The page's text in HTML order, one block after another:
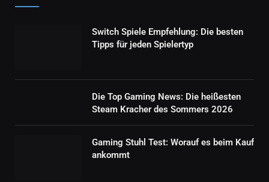
Switch Spiele Empfehlung: Die besten
Tipps für jeden Spielertyp
Die Top Gaming News: Die heißesten
Steam Kracher des Sommers 2026
Gaming Stuhl Test: Worauf es beim Kauf
ankommt